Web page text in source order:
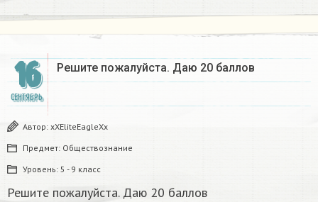
16
СЕНТЯБРЬ
Решите пожалуйста. Даю 20 баллов​
Автор: xXEliteEagleXx
Предмет: Обществознание
Уровень: 5 - 9 класс
Решите пожалуйста. Даю 20 баллов​